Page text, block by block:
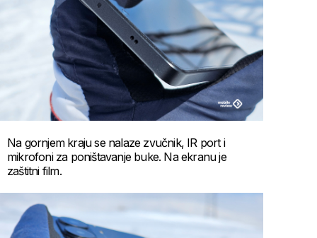
Na gornjem kraju se nalaze zvučnik, IR port i
mikrofoni za poništavanje buke. Na ekranu je
zaštitni film.